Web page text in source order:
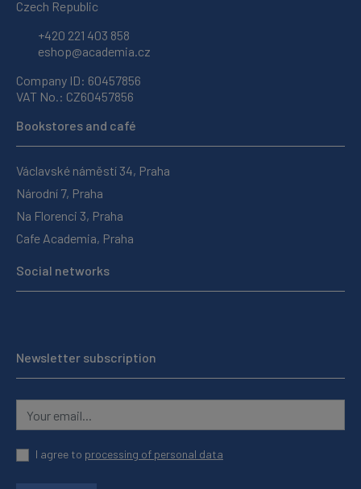
Czech Republic
+420 221 403 858
eshop@academia.cz
Company ID: 60457856
VAT No.: CZ60457856
Bookstores and café
Václavské náměstí 34, Praha
Národní 7, Praha
Na Florenci 3, Praha
Cafe Academia, Praha
Social networks
Newsletter subscription
I agree to processing of personal data